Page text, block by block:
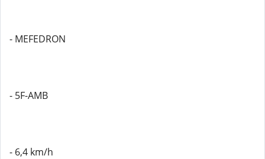
- MEFEDRON
- 5F-AMB
- 6,4 km/h